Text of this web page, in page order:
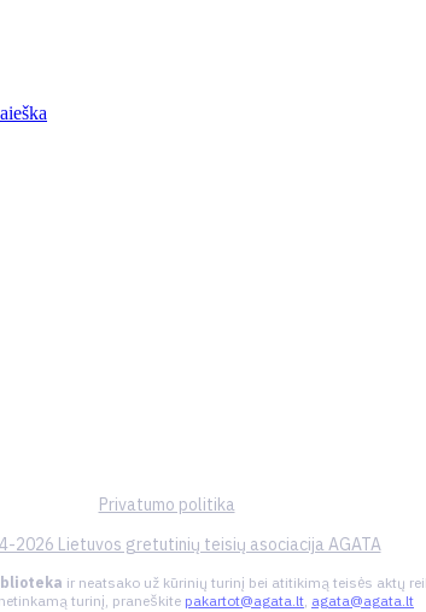
Privatumo politika
2026 Lietuvos gretutinių teisių asociacija AGATA
ir neatsako už kūrinių turinį bei atitikimą teisės aktų
turinį, praneškite pakartot@agata.lt, agata@agata.lt